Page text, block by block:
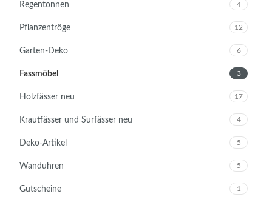
Regentonnen 4
Pflanzentröge 12
Garten-Deko 6
Fassmöbel 3
Holzfässer neu 17
Krautfässer und Surfässer neu 4
Deko-Artikel 5
Wanduhren 5
Gutscheine 1